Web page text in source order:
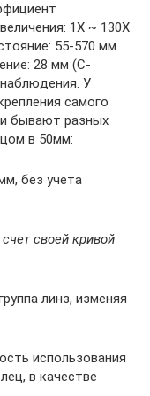
1X ~ 130X
55-570 мм
28 мм (C-
У
самого
бывают разных
в 50мм:
без учета
своей кривой
линз, изменяя
использования
в качестве